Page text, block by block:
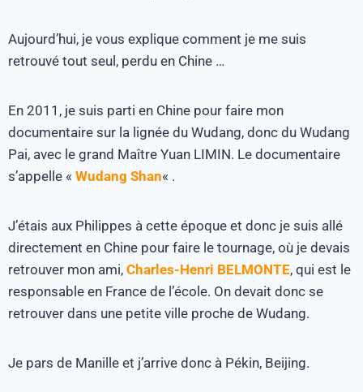
Aujourd’hui, je vous explique comment je me suis
retrouvé tout seul, perdu en Chine …
En 2011, je suis parti en Chine pour faire mon
documentaire sur la lignée du Wudang, donc du Wudang
Pai, avec le grand Maître Yuan LIMIN. Le documentaire
s’appelle « Wudang Shan« .
J’étais aux Philippes à cette époque et donc je suis allé
directement en Chine pour faire le tournage, où je devais
retrouver mon ami, Charles-Henri BELMONTE, qui est le
responsable en France de l’école. On devait donc se
retrouver dans une petite ville proche de Wudang.
Je pars de Manille et j’arrive donc à Pékin, Beijing.